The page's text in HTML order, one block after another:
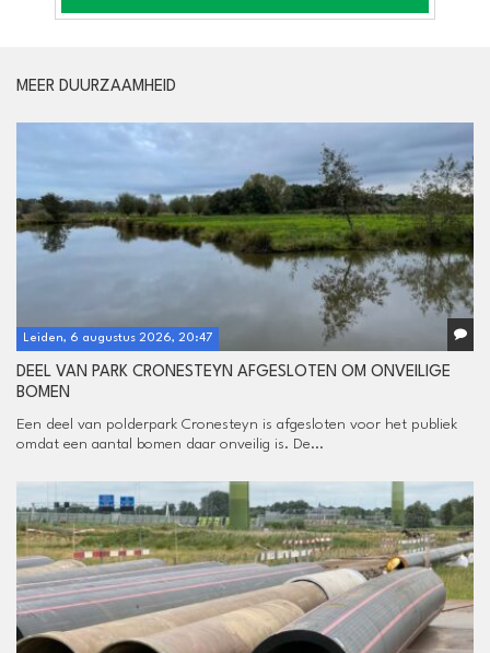
MEER DUURZAAMHEID
Leiden, 6 augustus 2026, 20:47
DEEL VAN PARK CRONESTEYN AFGESLOTEN OM ONVEILIGE
BOMEN
Een deel van polderpark Cronesteyn is afgesloten voor het publiek
omdat een aantal bomen daar onveilig is. De...